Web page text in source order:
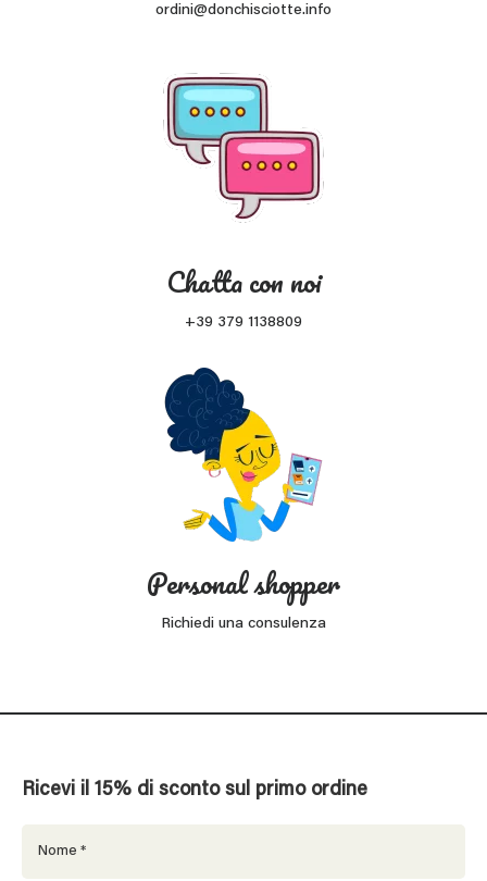
ordini@donchisciotte.info
Chatta con noi
+39 379 1138809
Personal shopper
Richiedi una consulenza
Ricevi il 15% di sconto sul primo ordine